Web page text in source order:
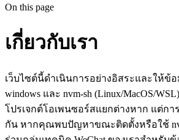
On this page
เกี่ยวกับเรา
เว็บไซต์นี้ดำเนินการอย่างอิสระและให้ข้อ
windows และ nvm-sh (Linux/MacOS/
โปรเจกต์โอเพนซอร์สแยกต่างหาก แต่ก
กัน หากคุณพบปัญหาขณะติดตั้งหรือใช้